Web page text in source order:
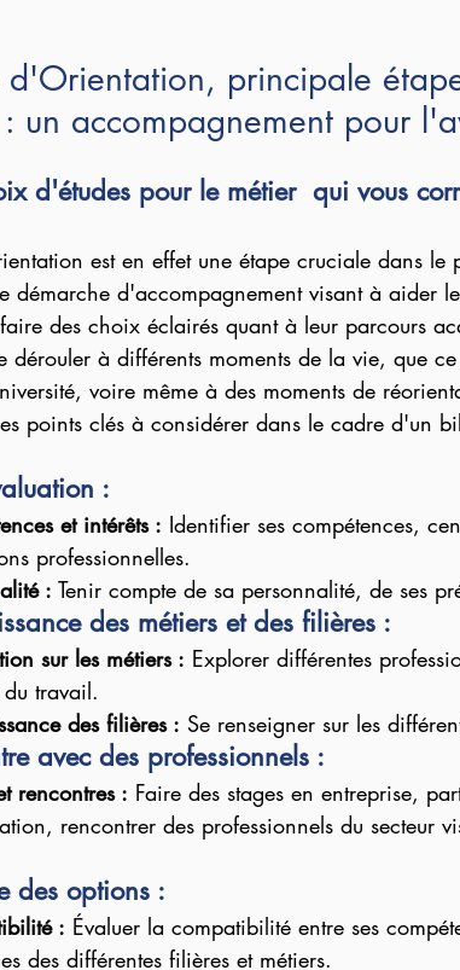
d'Orientation, principale
un accompagnement pour
d'études pour le métier  qui vous
est en effet une étape cruciale dans le
démarche d'accompagnement visant à aider
des choix éclairés quant à leur parcours
dérouler à différents moments de la vie, que
voire même à des moments de
points clés à considérer dans le cadre d'un
:
et intérêts : Identifier ses compétences,
professionnelles.
: Tenir compte de sa personnalité, de ses
des métiers et des filières :
sur les métiers : Explorer différentes
travail.
des filières : Se renseigner sur les
avec des professionnels :
rencontres : Faire des stages en entreprise,
rencontrer des professionnels du secteur
des options :
: Évaluer la compatibilité entre ses
des différentes filières et métiers.